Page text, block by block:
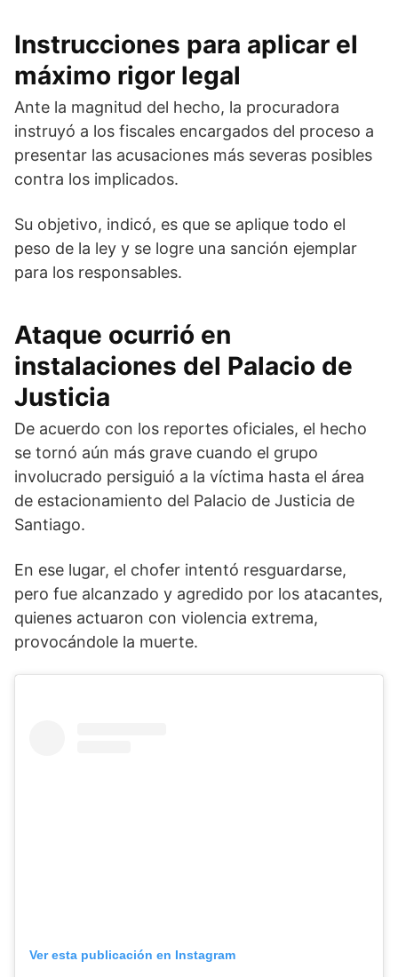
Instrucciones para aplicar el
máximo rigor legal
Ante la magnitud del hecho, la procuradora
instruyó a los fiscales encargados del proceso a
presentar las acusaciones más severas posibles
contra los implicados.
Su objetivo, indicó, es que se aplique todo el
peso de la ley y se logre una sanción ejemplar
para los responsables.
Ataque ocurrió en
instalaciones del Palacio de
Justicia
De acuerdo con los reportes oficiales, el hecho
se tornó aún más grave cuando el grupo
involucrado persiguió a la víctima hasta el área
de estacionamiento del Palacio de Justicia de
Santiago.
En ese lugar, el chofer intentó resguardarse,
pero fue alcanzado y agredido por los atacantes,
quienes actuaron con violencia extrema,
provocándole la muerte.
Ver esta publicación en Instagram